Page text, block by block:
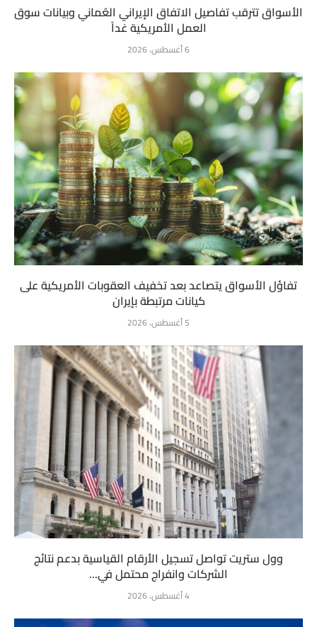
الأسواق تترقب تفاصيل الاتفاق الإيراني العُماني وبيانات سوق
العمل الأمريكية غداً
6 أغسطس، 2026
تفاؤل الأسواق يتصاعد بعد تخفيف العقوبات الأمريكية على
كيانات مرتبطة بإيران
5 أغسطس، 2026
وول ستريت تواصل تسجيل الأرقام القياسية بدعم نتائج
الشركات وانفراج محتمل في...
4 أغسطس، 2026